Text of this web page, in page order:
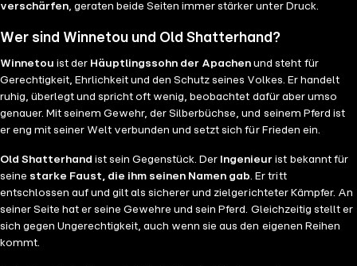
verschärfen, geraten beide Seiten immer stärker unter Druck.
Wer sind Winnetou und Old Shatterhand?
Winnetou ist der Häuptlingssohn der Apachen und steht für
Gerechtigkeit, Ehrlichkeit und den Schutz seines Volkes. Er handelt
ruhig, überlegt und spricht oft wenig, beobachtet dafür aber umso
genauer. Mit seinem Gewehr, der Silberbüchse, und seinem Pferd ist
er eng mit seiner Welt verbunden und setzt sich für Frieden ein.
Old Shatterhand ist sein Gegenstück. Der Ingenieur ist bekannt für
seine starke Faust, die ihm seinen Namen gab. Er tritt
entschlossen auf und gilt als sicherer und zielgerichteter Kämpfer. An
seiner Seite hat er seine Gewehre und sein Pferd. Gleichzeitig stellt er
sich gegen Ungerechtigkeit, auch wenn sie aus den eigenen Reihen
kommt.